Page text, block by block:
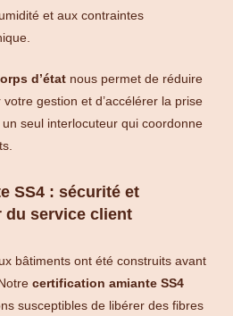
et aux contraintes
d’état nous permet de réduire
gestion et d’accélérer la prise
seul interlocuteur qui coordonne
SS4 : sécurité et
service client
bâtiments ont été construits avant
certification amiante SS4
susceptibles de libérer des fibres